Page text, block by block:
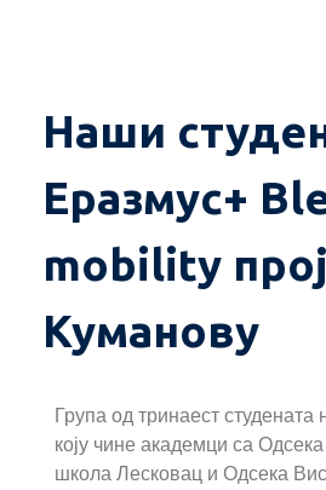
Наши
Еразмус+
mobility
Куманову
Група од тринаест
коју чине академци са
школа Лесковац и Одсека